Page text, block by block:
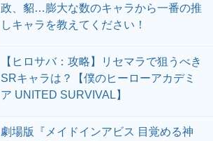
政、貂…膨大な数のキャラから一番の推
しキャラを教えてください！
【ヒロサバ：攻略】リセマラで狙うべき
SRキャラは？【僕のヒーローアカデミ
ア UNITED SURVIVAL】
劇場版『メイドインアビス 目覚める神